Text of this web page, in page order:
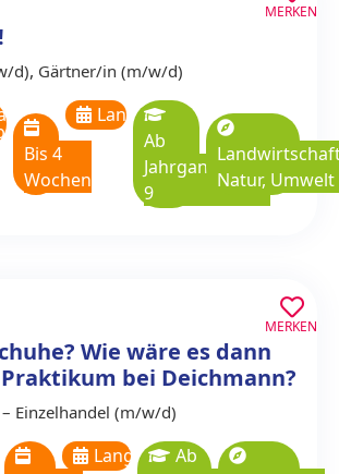
d), Gärtner/in (m/w/d)
MERKEN
Bis 4
Wochen
Langzeitpraktikum
Ab
Jahrgangsstufe
9
Natur, Umwelt
Wie wäre es dann
bei Deichmann?
Einzelhandel (m/w/d)
MERKEN
Langzeitpraktikum
Ab